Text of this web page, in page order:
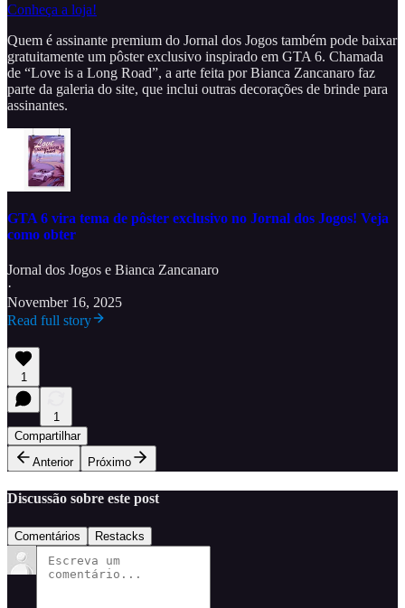
Conheça a loja!
Quem é assinante premium do Jornal dos Jogos também pode baixar
gratuitamente um pôster exclusivo inspirado em GTA 6. Chamada
de “Love is a Long Road”, a arte feita por Bianca Zancanaro faz
parte da galeria do site, que inclui outras decorações de brinde para
assinantes.
GTA 6 vira tema de pôster exclusivo no Jornal dos Jogos! Veja
como obter
Jornal dos Jogos e Bianca Zancanaro
·
November 16, 2025
Read full story
1
1
Compartilhar
Anterior
Próximo
Discussão sobre este post
Comentários Restacks